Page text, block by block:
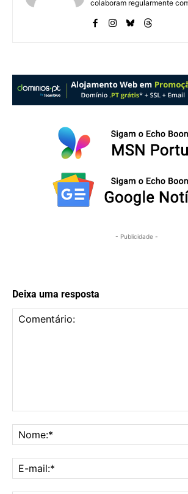
colaboram regularmente
- Publicidade -
Deixa uma resposta